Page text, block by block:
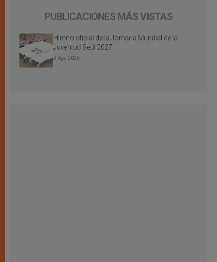
PUBLICACIONES MÁS VISTAS
Himno oficial de la Jornada Mundial de la
Juventud Seúl 2027
3 Ago 2026